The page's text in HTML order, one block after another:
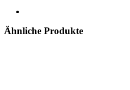
Ähnliche Produkte